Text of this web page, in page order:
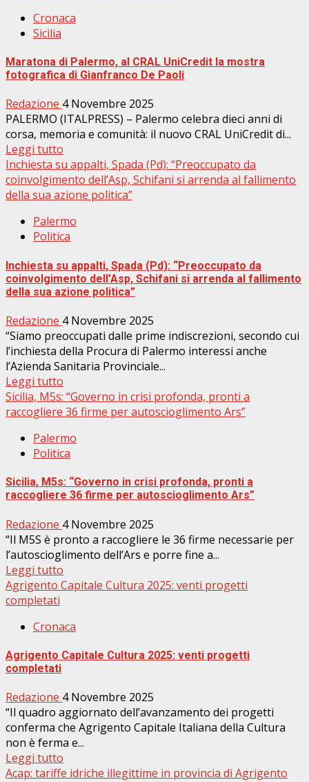
Cronaca
Sicilia
Maratona di Palermo, al CRAL UniCredit la mostra
fotografica di Gianfranco De Paoli
Redazione 4 Novembre 2025
PALERMO (ITALPRESS) – Palermo celebra dieci anni di
corsa, memoria e comunità: il nuovo CRAL UniCredit di...
Leggi tutto
Inchiesta su appalti, Spada (Pd): “Preoccupato da
coinvolgimento dell’Asp, Schifani si arrenda al fallimento
della sua azione politica”
Palermo
Politica
Inchiesta su appalti, Spada (Pd): “Preoccupato da
coinvolgimento dell’Asp, Schifani si arrenda al fallimento
della sua azione politica”
Redazione 4 Novembre 2025
“Siamo preoccupati dalle prime indiscrezioni, secondo cui
l’inchiesta della Procura di Palermo interessi anche
l’Azienda Sanitaria Provinciale...
Leggi tutto
Sicilia, M5s: “Governo in crisi profonda, pronti a
raccogliere 36 firme per autoscioglimento Ars”
Palermo
Politica
Sicilia, M5s: “Governo in crisi profonda, pronti a
raccogliere 36 firme per autoscioglimento Ars”
Redazione 4 Novembre 2025
“Il M5S è pronto a raccogliere le 36 firme necessarie per
l’autoscioglimento dell’Ars e porre fine a...
Leggi tutto
Agrigento Capitale Cultura 2025: venti progetti
completati
Cronaca
Agrigento Capitale Cultura 2025: venti progetti
completati
Redazione 4 Novembre 2025
“Il quadro aggiornato dell’avanzamento dei progetti
conferma che Agrigento Capitale Italiana della Cultura
non è ferma e...
Leggi tutto
Acap: tariffe idriche illegittime in provincia di Agrigento